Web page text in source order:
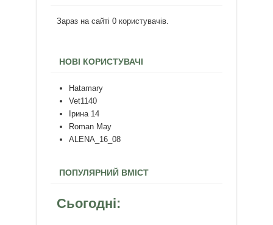
Зараз на сайті 0 користувачів.
НОВІ КОРИСТУВАЧІ
Hatamary
Vet1140
Ірина 14
Roman May
ALENA_16_08
ПОПУЛЯРНИЙ ВМІСТ
Сьогодні: